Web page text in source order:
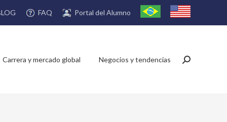
FAQ Portal del Alumno
Carrera y mercado global Negocios y tendencias Buscar: